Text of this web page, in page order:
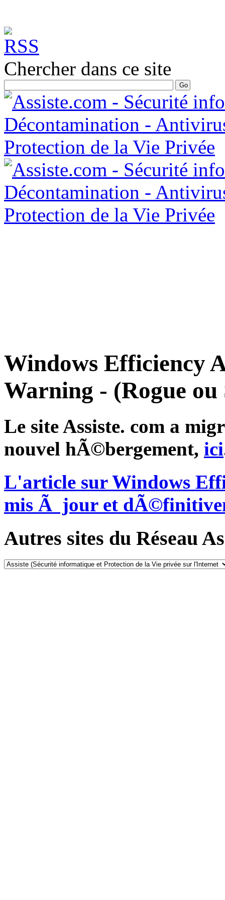
Chercher dans ce site
Windows Efficiency
Warning - (Rogue
Le site Assiste. com a
nouvel hÃ©bergement, ici
L'article sur Windows
mis Ã jour et
Autres sites du Réseau